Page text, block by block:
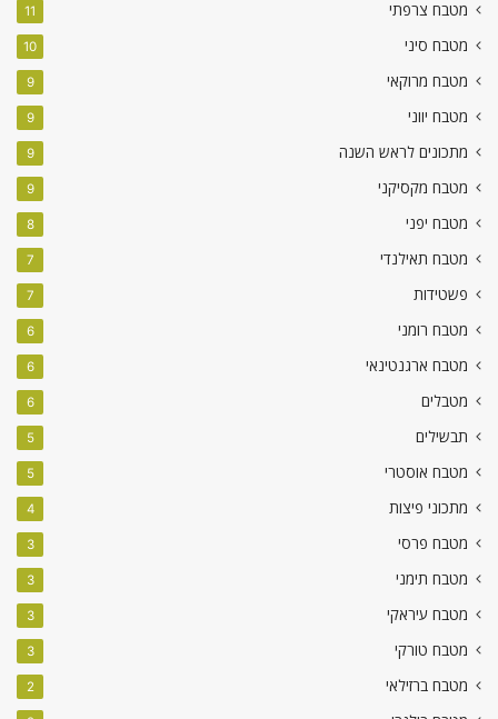
מטבח צרפתי 11
מטבח סיני 10
מטבח מרוקאי 9
מטבח יווני 9
מתכונים לראש השנה 9
מטבח מקסיקני 9
מטבח יפני 8
מטבח תאילנדי 7
פשטידות 7
מטבח רומני 6
מטבח ארגנטינאי 6
מטבלים 6
תבשילים 5
מטבח אוסטרי 5
מתכוני פיצות 4
מטבח פרסי 3
מטבח תימני 3
מטבח עיראקי 3
מטבח טורקי 3
מטבח ברזילאי 2